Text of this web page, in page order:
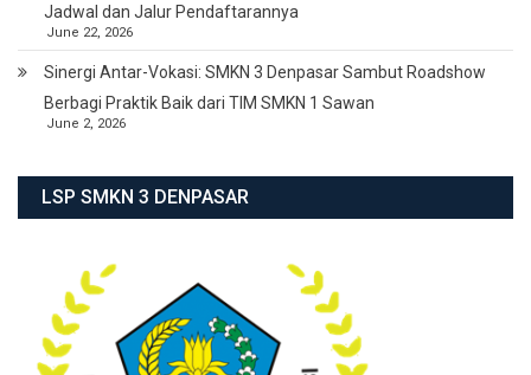
Jadwal dan Jalur Pendaftarannya
June 22, 2026
Sinergi Antar-Vokasi: SMKN 3 Denpasar Sambut Roadshow
Berbagi Praktik Baik dari TIM SMKN 1 Sawan
June 2, 2026
LSP SMKN 3 DENPASAR